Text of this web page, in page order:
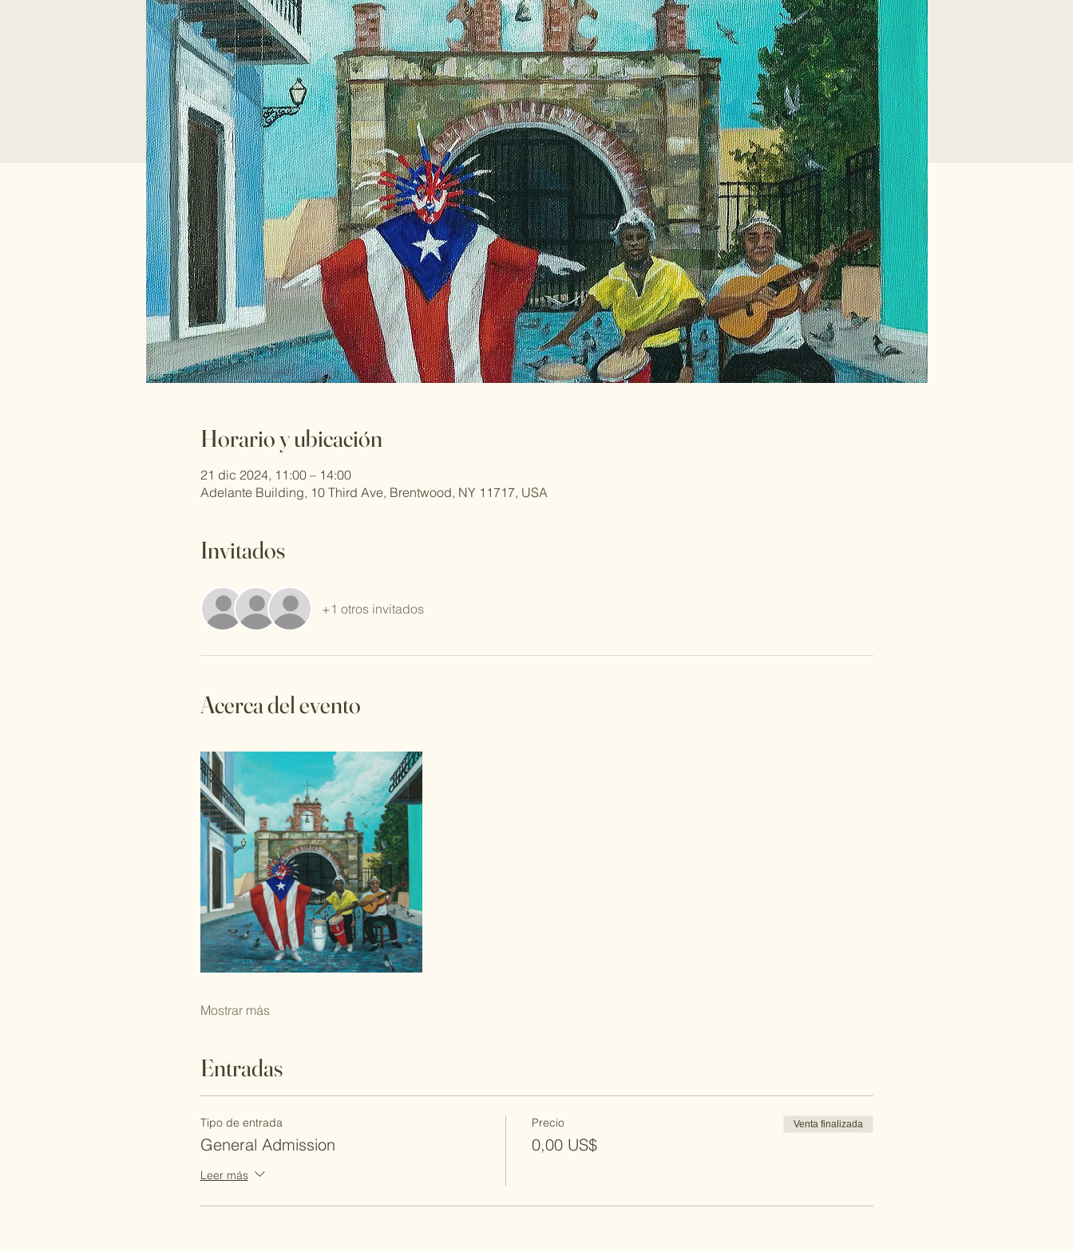
Horario y ubicación
21 dic 2024, 11:00 – 14:00
Adelante Building, 10 Third Ave, Brentwood, NY 11717, USA
Invitados
+1 otros invitados
Acerca del evento
Mostrar más
Entradas
Tipo de entrada
General Admission
Leer más
Precio
0,00 US$
Venta finalizada